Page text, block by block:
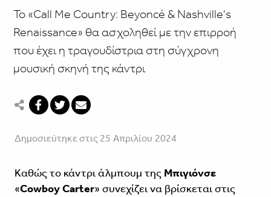
Το «Call Me Country: Beyoncé & Nashville's
Renaissance» θα ασχοληθεί με την επιρροή
που έχει η τραγουδίστρια στη σύγχρονη
μουσική σκηνή της κάντρι
Δημοσιεύτηκε στις 25 Απριλίου 2024
Καθώς το κάντρι άλμπουμ της Μπιγιόνσε
«Cowboy Carter» συνεχίζει να βρίσκεται στις